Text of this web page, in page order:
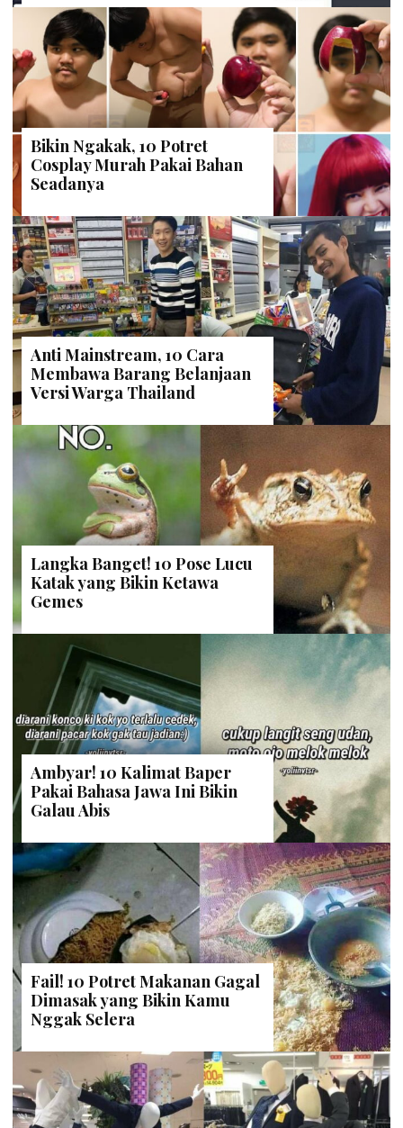
Bikin Ngakak, 10 Potret
Cosplay Murah Pakai Bahan
Seadanya
Anti Mainstream, 10 Cara
Membawa Barang Belanjaan
Versi Warga Thailand
Langka Banget! 10 Pose Lucu
Katak yang Bikin Ketawa
Gemes
Ambyar! 10 Kalimat Baper
Pakai Bahasa Jawa Ini Bikin
Galau Abis
Fail! 10 Potret Makanan Gagal
Dimasak yang Bikin Kamu
Nggak Selera